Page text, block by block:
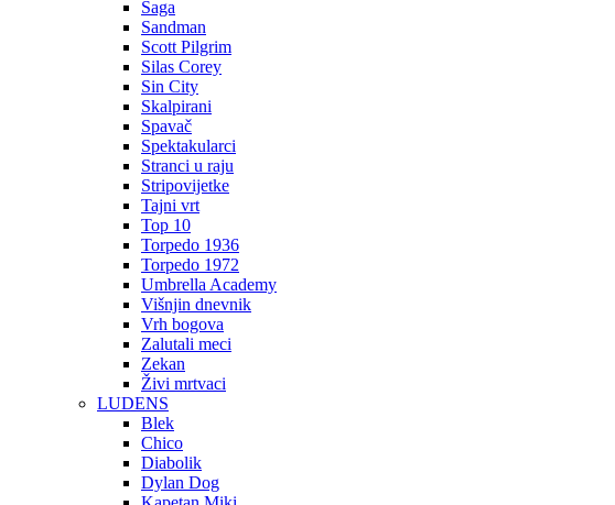
Saga
Sandman
Scott Pilgrim
Silas Corey
Sin City
Skalpirani
Spavač
Spektakularci
Stranci u raju
Stripovijetke
Tajni vrt
Top 10
Torpedo 1936
Torpedo 1972
Umbrella Academy
Višnjin dnevnik
Vrh bogova
Zalutali meci
Zekan
Živi mrtvaci
LUDENS
Blek
Chico
Diabolik
Dylan Dog